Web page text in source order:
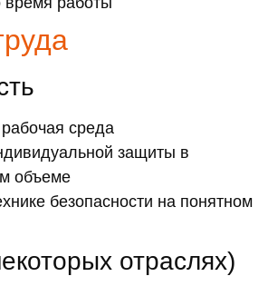
среда
защиты в
объеме
безопасности на понятном
отраслях)